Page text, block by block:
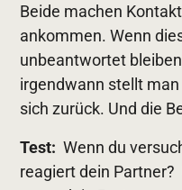
Beide machen
ankommen. Wenn
unbeantwortet
irgendwann stellt
sich zurück. Und die
Test: Wenn du
reagiert dein